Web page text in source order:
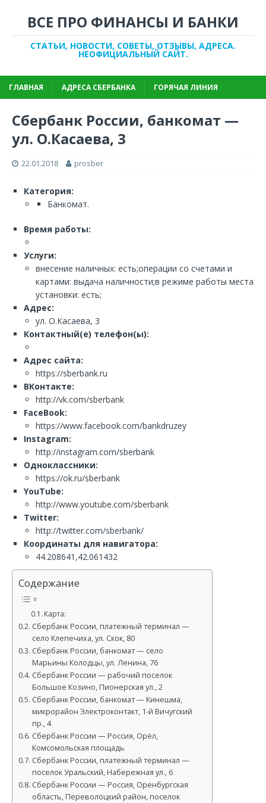
ВСЕ ПРО ФИНАНСЫ И БАНКИ
СТАТЬИ, НОВОСТИ, СОВЕТЫ, ОТЗЫВЫ, АДРЕСА.
НЕОФИЦИАЛЬНЫЙ САЙТ.
ГЛАВНАЯ АДРЕСА СБЕРБАНКА ГОРЯЧАЯ ЛИНИЯ
Сбербанк России, банкомат —
ул. О.Касаева, 3
22.01.2018 prosber
Категория:
Банкомат.
Время работы:
Услуги:
внесение наличных: есть;операции со счетами и
картами: выдача наличности;в режиме работы места
установки: есть;
Адрес:
ул. О.Касаева, 3
Контактный(е) телефон(ы):
Адрес сайта:
https://sberbank.ru
ВКонтакте:
http://vk.com/sberbank
FaceBook:
https://www.facebook.com/bankdruzey
Instagram:
http://instagram.com/sberbank
Одноклассники:
https://ok.ru/sberbank
YouTube:
http://www.youtube.com/sberbank
Twitter:
http://twitter.com/sberbank/
Координаты для навигатора:
44.208641,42.061432
Содержание
Карта:
Сбербанк России, платежный терминал —
село Клепечиха, ул. Скок, 80
Сбербанк России, банкомат — село
Марьины Колодцы, ул. Ленина, 76
Сбербанк России — рабочий поселок
Большое Козино, Пионерская ул., 2
Сбербанк России, банкомат — Кинешма,
микрорайон Электроконтакт, 1-й Вичугский
пр., 4
Сбербанк России — Россия, Орёл,
Комсомольская площадь
Сбербанк России, платежный терминал —
поселок Уральский, Набережная ул., 6
Сбербанк России — Россия, Оренбургская
область, Переволоцкий район, поселок